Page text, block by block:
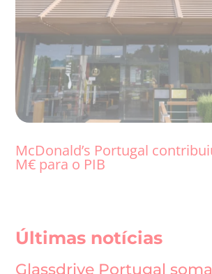
McDonald’s Portugal
M€ para o PIB
Últimas notícias
Glassdrive Portugal